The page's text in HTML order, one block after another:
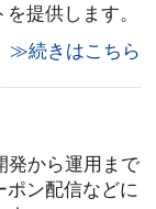
提供します。
≫続きはこちら
発から運用まで
ン配信などに